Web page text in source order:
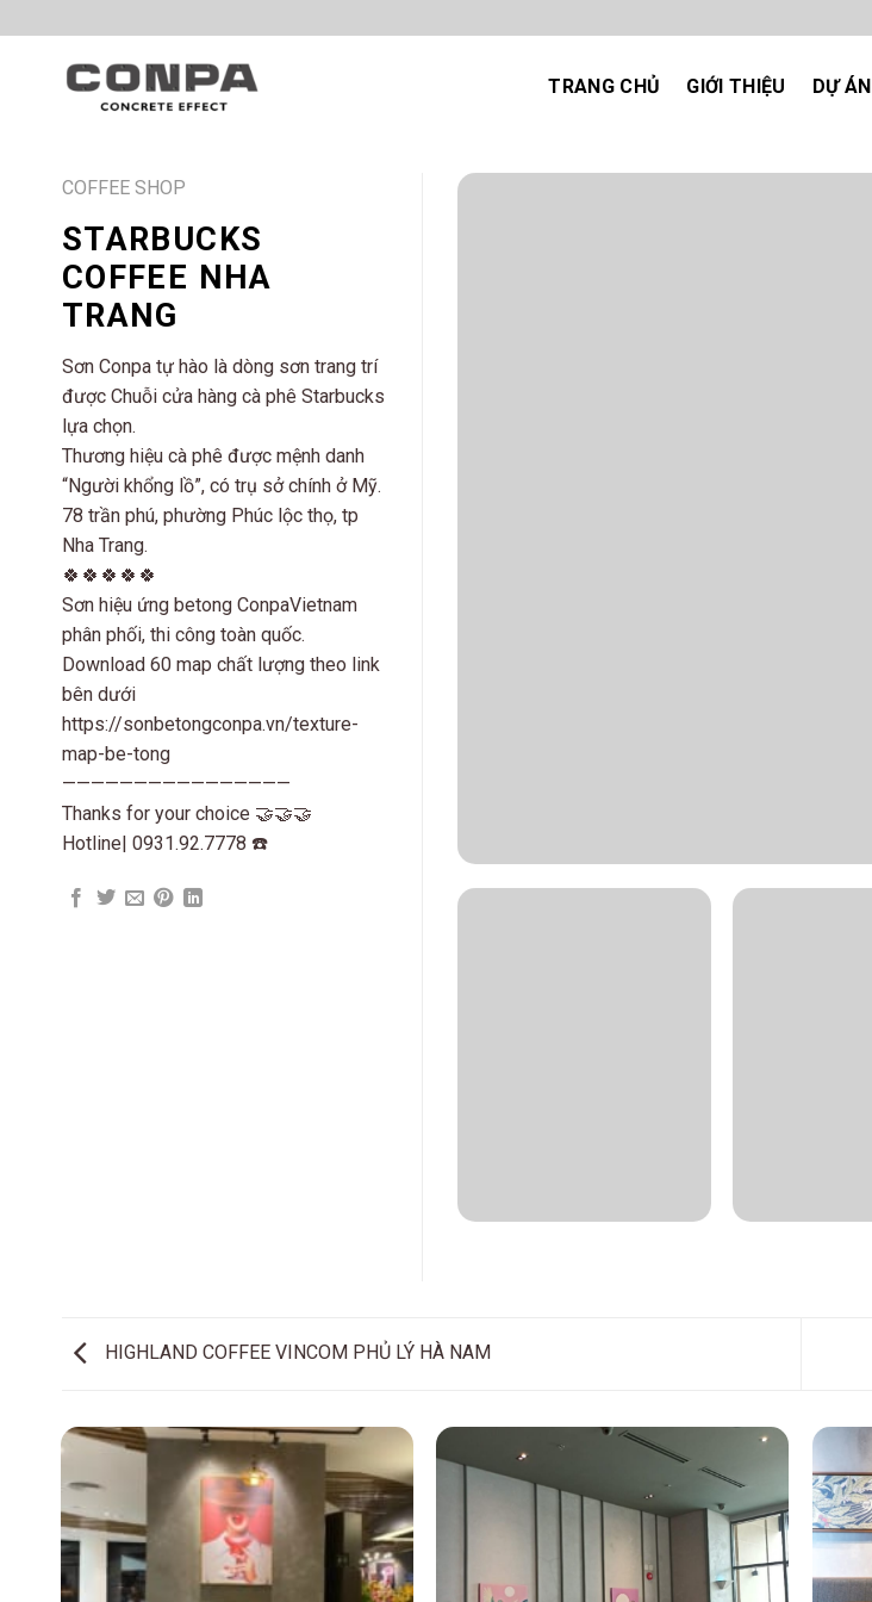
to
TRANG CHỦ GIỚI THIỆU DỰ ÁN
COFFEE SHOP
STARBUCKS
COFFEE NHA
TRANG
Sơn Conpa tự hào là dòng sơn trang trí
được Chuỗi cửa hàng cà phê Starbucks
lựa chọn.
Thương hiệu cà phê được mệnh danh
“Người khổng lồ”, có trụ sở chính ở Mỹ.
78 trần phú, phường Phúc lộc thọ, tp
Nha Trang.
🍀🍀🍀🍀🍀
Sơn hiệu ứng betong ConpaVietnam
phân phối, thi công toàn quốc.
Download 60 map chất lượng theo link
bên dưới
https://sonbetongconpa.vn/texture-
map-be-tong
————————————————
Thanks for your choice 🤝🤝🤝
Hotline| 0931.92.7778 ☎️
HIGHLAND COFFEE VINCOM PHỦ LÝ HÀ NAM